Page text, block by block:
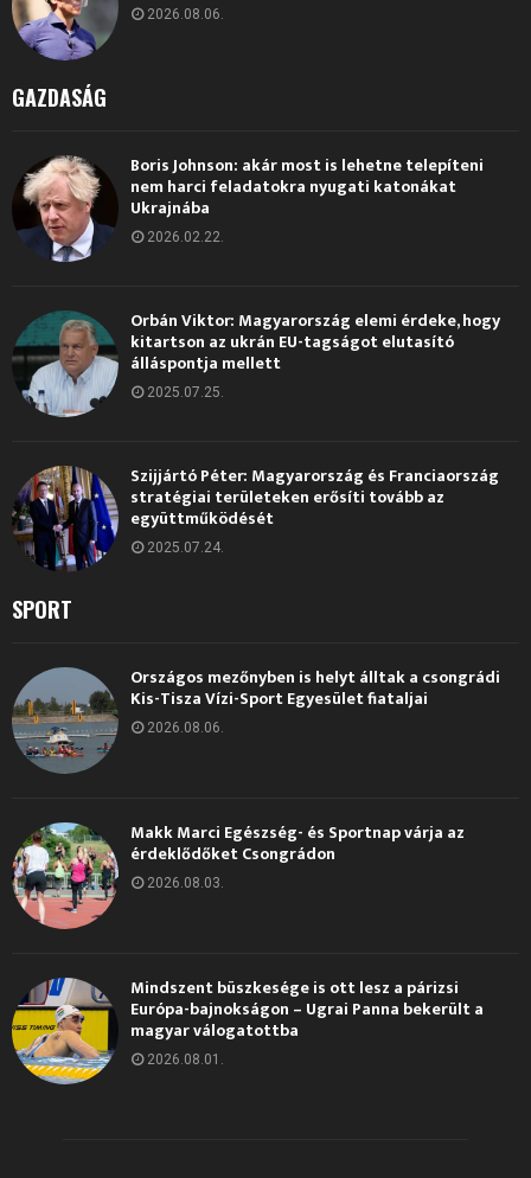
2026.08.06.
GAZDASÁG
Boris Johnson: akár most is lehetne telepíteni
nem harci feladatokra nyugati katonákat
Ukrajnába
2026.02.22.
Orbán Viktor: Magyarország elemi érdeke, hogy
kitartson az ukrán EU-tagságot elutasító
álláspontja mellett
2025.07.25.
Szijjártó Péter: Magyarország és Franciaország
stratégiai területeken erősíti tovább az
együttműködését
2025.07.24.
SPORT
Országos mezőnyben is helyt álltak a csongrádi
Kis-Tisza Vízi-Sport Egyesület fiataljai
2026.08.06.
Makk Marci Egészség- és Sportnap várja az
érdeklődőket Csongrádon
2026.08.03.
Mindszent büszkesége is ott lesz a párizsi
Európa-bajnokságon – Ugrai Panna bekerült a
magyar válogatottba
2026.08.01.